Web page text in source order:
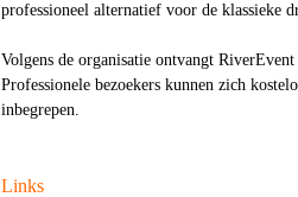
professioneel alternatief voor de klassieke
Volgens de organisatie ontvangt
Professionele bezoekers kunnen zich
inbegrepen.
Links